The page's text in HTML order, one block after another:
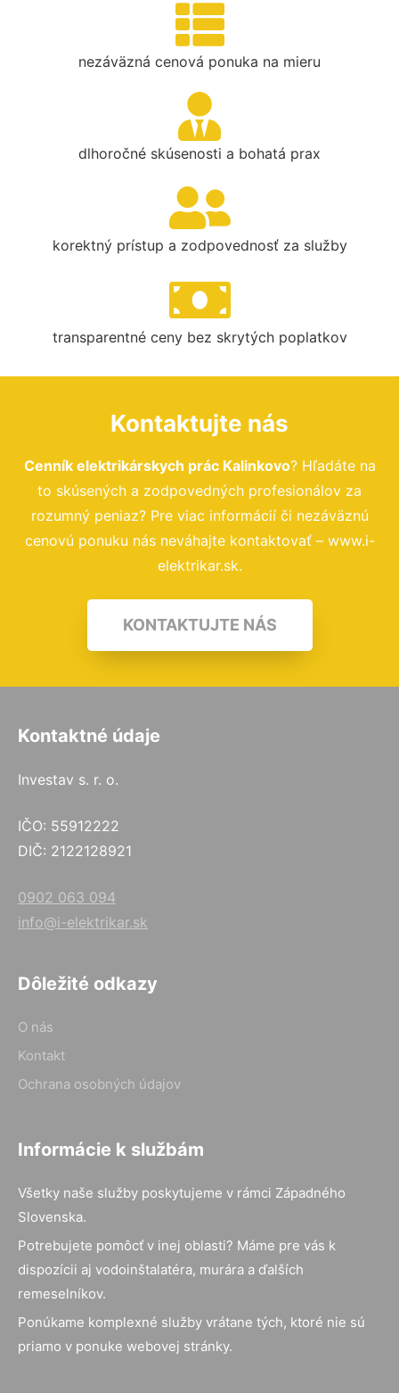
nezáväzná cenová ponuka na mieru
dlhoročné skúsenosti a bohatá prax
korektný prístup a zodpovednosť za služby
transparentné ceny bez skrytých poplatkov
Kontaktujte nás
Cenník elektrikárskych prác Kalinkovo? Hľadáte na
to skúsených a zodpovedných profesionálov za
rozumný peniaz? Pre viac informácií či nezáväznú
cenovú ponuku nás neváhajte kontaktovať – www.i-
elektrikar.sk.
KONTAKTUJTE NÁS
Kontaktné údaje
Investav s. r. o.
IČO: 55912222
DIČ: 2122128921
0902 063 094
info@i-elektrikar.sk
Dôležité odkazy
O nás
Kontakt
Ochrana osobných údajov
Informácie k službám
Všetky naše služby poskytujeme v rámci Západného
Slovenska.
Potrebujete pomôcť v inej oblasti? Máme pre vás k
dispozícii aj vodoinštalatéra, murára a ďalších
remeselníkov.
Ponúkame komplexné služby vrátane tých, ktoré nie sú
priamo v ponuke webovej stránky.